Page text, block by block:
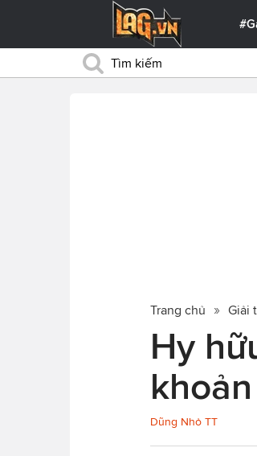
Trang chủ Giải
Hy
Dũng Nhỏ TT